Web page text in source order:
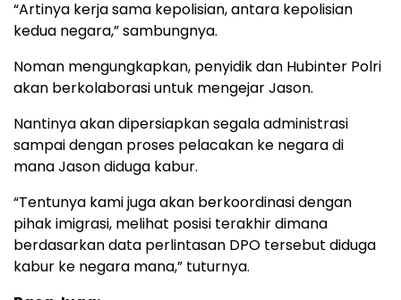
“Artinya kerja sama kepolisian, antara kepolisian
kedua negara,” sambungnya.
Noman mengungkapkan, penyidik dan Hubinter Polri
akan berkolaborasi untuk mengejar Jason.
Nantinya akan dipersiapkan segala administrasi
sampai dengan proses pelacakan ke negara di
mana Jason diduga kabur.
“Tentunya kami juga akan berkoordinasi dengan
pihak imigrasi, melihat posisi terakhir dimana
berdasarkan data perlintasan DPO tersebut diduga
kabur ke negara mana,” tuturnya.